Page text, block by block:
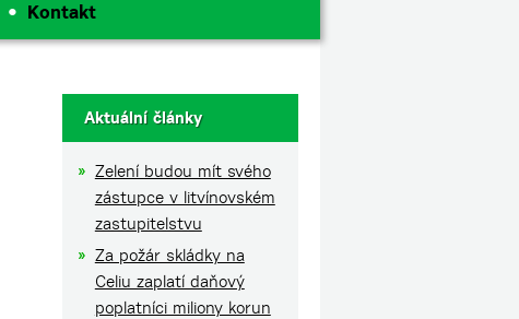
Kontakt
Aktuální články
Zelení budou mít svého
zástupce v litvínovském
zastupitelstvu
Za požár skládky na
Celiu zaplatí daňový
poplatníci miliony korun